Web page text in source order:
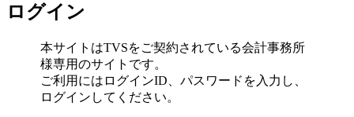
ログイン
本サイトはTVSをご契約されている会計事務所
様専用のサイトです。
ご利用にはログインID、パスワードを入力し、
ログインしてください。